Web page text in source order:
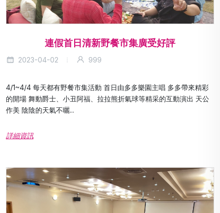
連假首日清新野餐市集廣受好評
2023-04-02 999
4/1~4/4 每天都有野餐市集活動 首日由多多樂園主唱 多多帶來精彩
的開場 舞動爵士、小丑阿福、拉拉熊折氣球等精采的互動演出 天公
作美 陰陰的天氣不曬...
詳細資訊